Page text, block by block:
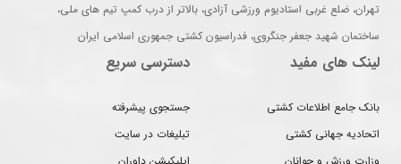
تهران، ضلع غربی استادیوم ورزشی آزادی، بالاتر از درب کمپ تیم های ملی،
ساختمان شهید جعفر جنگروی، فدراسیون کشتی جمهوری اسلامی ایران
لینک های مفید
بانک جامع اطلاعات کشتی
اتحادیه جهانی کشتی
دسترسی سریع
جستجوی پیشرفته
تبلیغات در سایت